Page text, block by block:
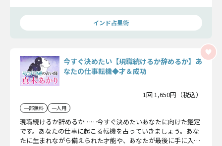
インド占星術
今すぐ決めたい【現職続けるか辞めるか】あ
なたの仕事転機◆才＆成功
1回 1,650円（税込）
一部無料 一人用
現職続けるか辞めるか……今すぐ決めたいあなたに向けた鑑定
です。あなたの仕事に起こる転機を占っていきましょう。あな
たに生まれながら備えられた才能や、あなたが最後に手に入れ